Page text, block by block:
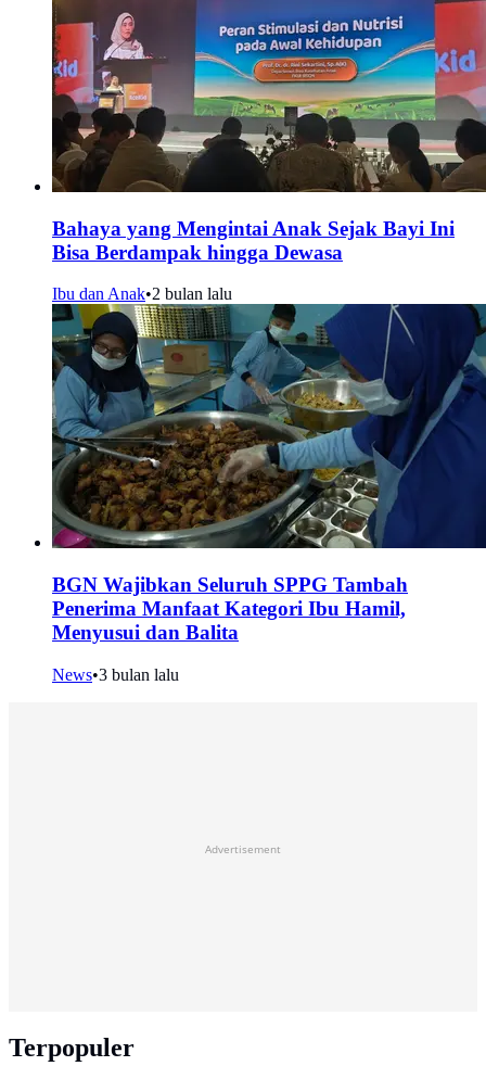
Bahaya yang Mengintai Anak Sejak Bayi Ini
Bisa Berdampak hingga Dewasa
Ibu dan Anak•2 bulan lalu
BGN Wajibkan Seluruh SPPG Tambah
Penerima Manfaat Kategori Ibu Hamil,
Menyusui dan Balita
News•3 bulan lalu
Advertisement
Terpopuler